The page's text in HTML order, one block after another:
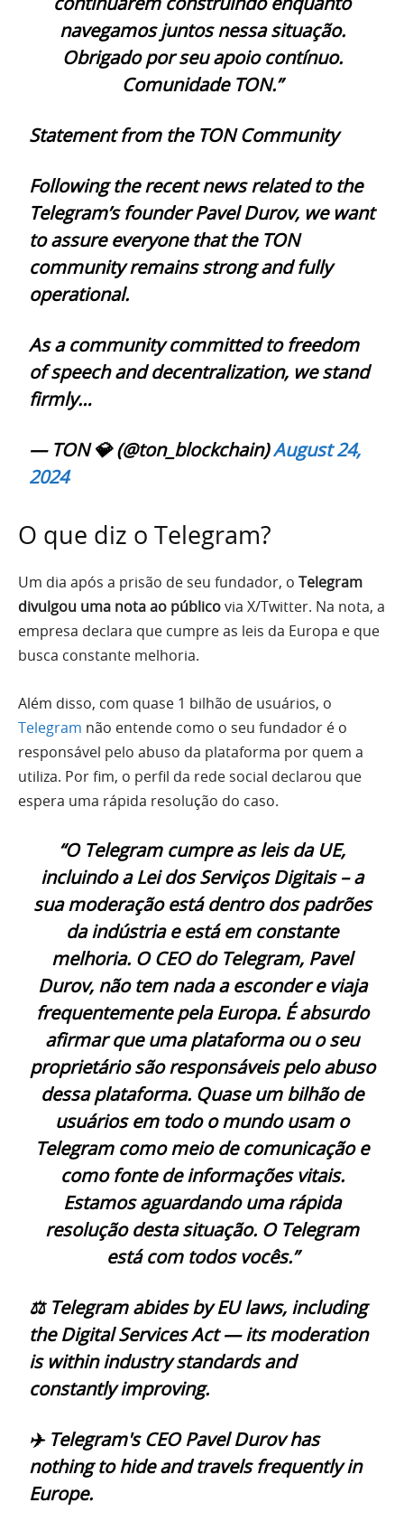
navegamos juntos nessa situação.
Obrigado por seu apoio contínuo.
Comunidade TON.”
Statement from the TON Community
Following the recent news related to the
Telegram’s founder Pavel Durov, we want
to assure everyone that the TON
community remains strong and fully
operational.
As a community committed to freedom
of speech and decentralization, we stand
firmly…
— TON 💎 (@ton_blockchain)August 24,
2024
O que diz o Telegram?
Um dia após a prisão de seu fundador, o Telegram
divulgou uma nota ao públicovia X/Twitter. Na nota, a
empresa declara que cumpre as leis da Europa e que
busca constante melhoria.
Além disso, com quase 1 bilhão de usuários, o
Telegram não entende como o seu fundador é o
responsável pelo abuso da plataforma por quem a
utiliza. Por fim, o perfil da rede social declarou que
espera uma rápida resolução do caso.
“O Telegram cumpre as leis da UE,
incluindo a Lei dos Serviços Digitais – a
sua moderação está dentro dos padrões
da indústria e está em constante
melhoria. O CEO do Telegram, Pavel
Durov, não tem nada a esconder e viaja
frequentemente pela Europa. É absurdo
afirmar que uma plataforma ou o seu
proprietário são responsáveis ​​pelo abuso
dessa plataforma. Quase um bilhão de
usuários em todo o mundo usam o
Telegram como meio de comunicação e
como fonte de informações vitais.
Estamos aguardando uma rápida
resolução desta situação. O Telegram
está com todos vocês.”
⚖️ Telegram abides by EU laws, including
the Digital Services Act — its moderation
is within industry standards and
constantly improving.
✈️ Telegram's CEO Pavel Durov has
nothing to hide and travels frequently in
Europe.